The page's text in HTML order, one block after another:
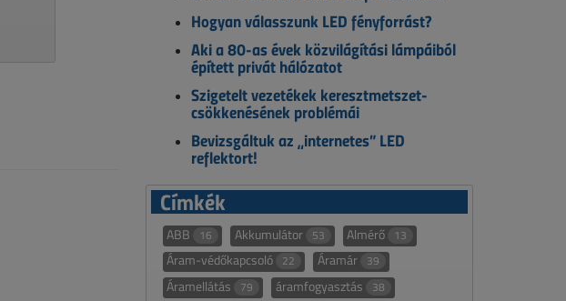
Hogyan válasszunk LED fényforrást?
Aki a 80-as évek közvilágítási lámpáiból
épített privát hálózatot
Szigetelt vezetékek keresztmetszet-
csökkenésének problémái
Bevizsgáltuk az „internetes” LED
reflektort!
Címkék
ABB 16 Akkumulátor 53 Almérő 13
Áram-védőkapcsoló 22 Áramár 39
Áramellátás 79 áramfogyasztás 38